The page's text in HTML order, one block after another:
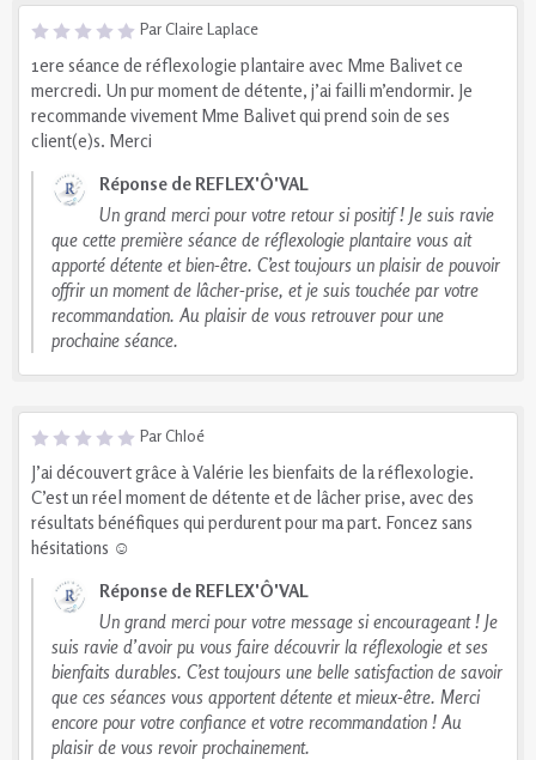
Par Claire Laplace
1ere séance de réflexologie plantaire avec Mme Balivet ce
mercredi. Un pur moment de détente, j’ai failli m’endormir. Je
recommande vivement Mme Balivet qui prend soin de ses
client(e)s. Merci
Réponse de REFLEX'Ô'VAL
Un grand merci pour votre retour si positif ! Je suis ravie
que cette première séance de réflexologie plantaire vous ait
apporté détente et bien-être. C’est toujours un plaisir de pouvoir
offrir un moment de lâcher-prise, et je suis touchée par votre
recommandation. Au plaisir de vous retrouver pour une
prochaine séance.
Par Chloé
J’ai découvert grâce à Valérie les bienfaits de la réflexologie.
C’est un réel moment de détente et de lâcher prise, avec des
résultats bénéfiques qui perdurent pour ma part. Foncez sans
hésitations ☺️
Réponse de REFLEX'Ô'VAL
Un grand merci pour votre message si encourageant ! Je
suis ravie d’avoir pu vous faire découvrir la réflexologie et ses
bienfaits durables. C’est toujours une belle satisfaction de savoir
que ces séances vous apportent détente et mieux-être. Merci
encore pour votre confiance et votre recommandation ! Au
plaisir de vous revoir prochainement.